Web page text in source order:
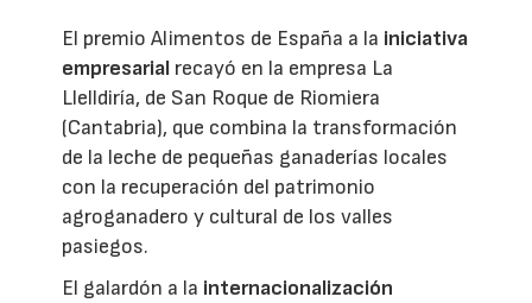
El premio Alimentos de España a la iniciativa
empresarial recayó en la empresa La
Llelldiría, de San Roque de Riomiera
(Cantabria), que combina la transformación
de la leche de pequeñas ganaderías locales
con la recuperación del patrimonio
agroganadero y cultural de los valles
pasiegos.
El galardón a la internacionalización